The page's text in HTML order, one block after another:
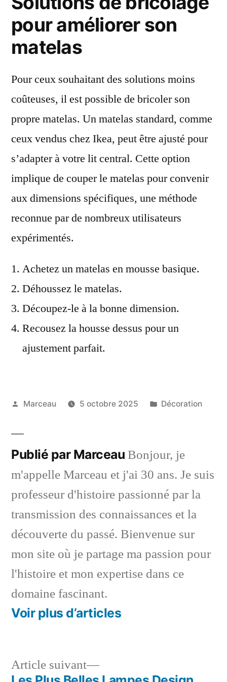
pour améliorer son
matelas
Pour ceux souhaitant des solutions moins
coûteuses, il est possible de bricoler son
propre matelas. Un matelas standard, comme
ceux vendus chez Ikea, peut être ajusté pour
s’adapter à votre lit central. Cette option
implique de couper le matelas pour convenir
aux dimensions spécifiques, une méthode
reconnue par de nombreux utilisateurs
expérimentés.
Achetez un matelas en mousse basique.
Déhoussez le matelas.
Découpez-le à la bonne dimension.
Recousez la housse dessus pour un
ajustement parfait.
Publié
Marceau 5 octobre 2025
Publié
Décoration
Publié par Marceau Bonjour, je
m'appelle Marceau et j'ai 30 ans. Je suis
professeur d'histoire passionné par la
transmission des connaissances et la
découverte du passé. Bienvenue sur
mon site où je partage ma passion pour
l'histoire et mon expertise dans ce
domaine fascinant.
Voir plus d’articles
Article suivant
Article